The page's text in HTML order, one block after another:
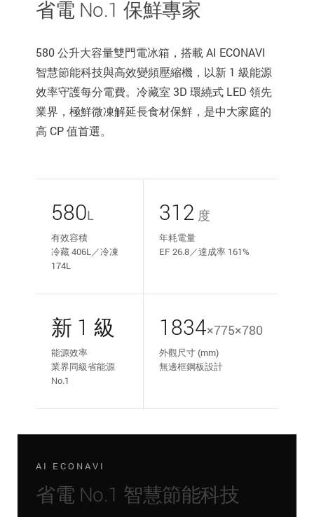
省電 No.1 保鮮專家
580 公升大容量雙門電冰箱，搭載 AI ECONAVI
智慧節能科技與高效變頻壓縮機，以新 1 級能源
效率守護每分電費。冷藏室 3D 環繞式 LED 領先
業界，極鮮微凍解延長食材保鮮，是中大家庭的
高 CP 值首選。
580L
有效容積
冷藏 406L／冷凍
174L
312 度
年耗電量
EF 26.8／達成率 161%
新 1 級
能源效率
業界同級省能源
No.1
1834×775×780
外觀尺寸 (mm)
無邊框鋼板設計
AI ECONAVI
省電 No.1 智慧節能科技